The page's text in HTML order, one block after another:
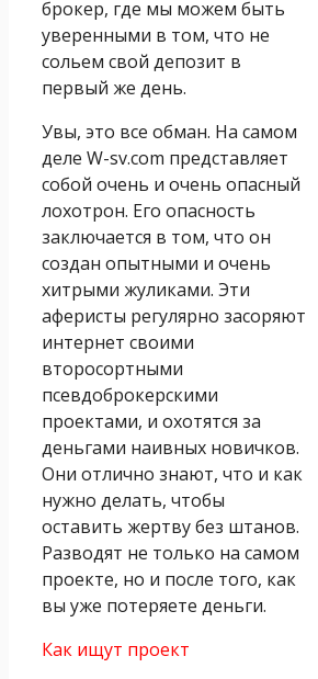
брокер, где мы можем быть
уверенными в том, что не
сольем свой депозит в
первый же день.
Увы, это все обман. На самом
деле W-sv.com представляет
собой очень и очень опасный
лохотрон. Его опасность
заключается в том, что он
создан опытными и очень
хитрыми жуликами. Эти
аферисты регулярно засоряют
интернет своими
второсортными
псевдоброкерскими
проектами, и охотятся за
деньгами наивных новичков.
Они отлично знают, что и как
нужно делать, чтобы
оставить жертву без штанов.
Разводят не только на самом
проекте, но и после того, как
вы уже потеряете деньги.
Как ищут проект